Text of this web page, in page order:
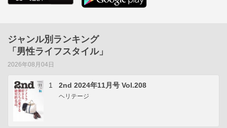
ジャンル別ランキング
「男性ライフスタイル」
2026年08月04日
1 2nd 2024年11月号 Vol.208
ヘリテージ